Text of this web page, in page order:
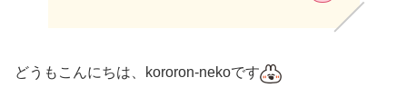
どうもこんにちは、kororon-nekoです